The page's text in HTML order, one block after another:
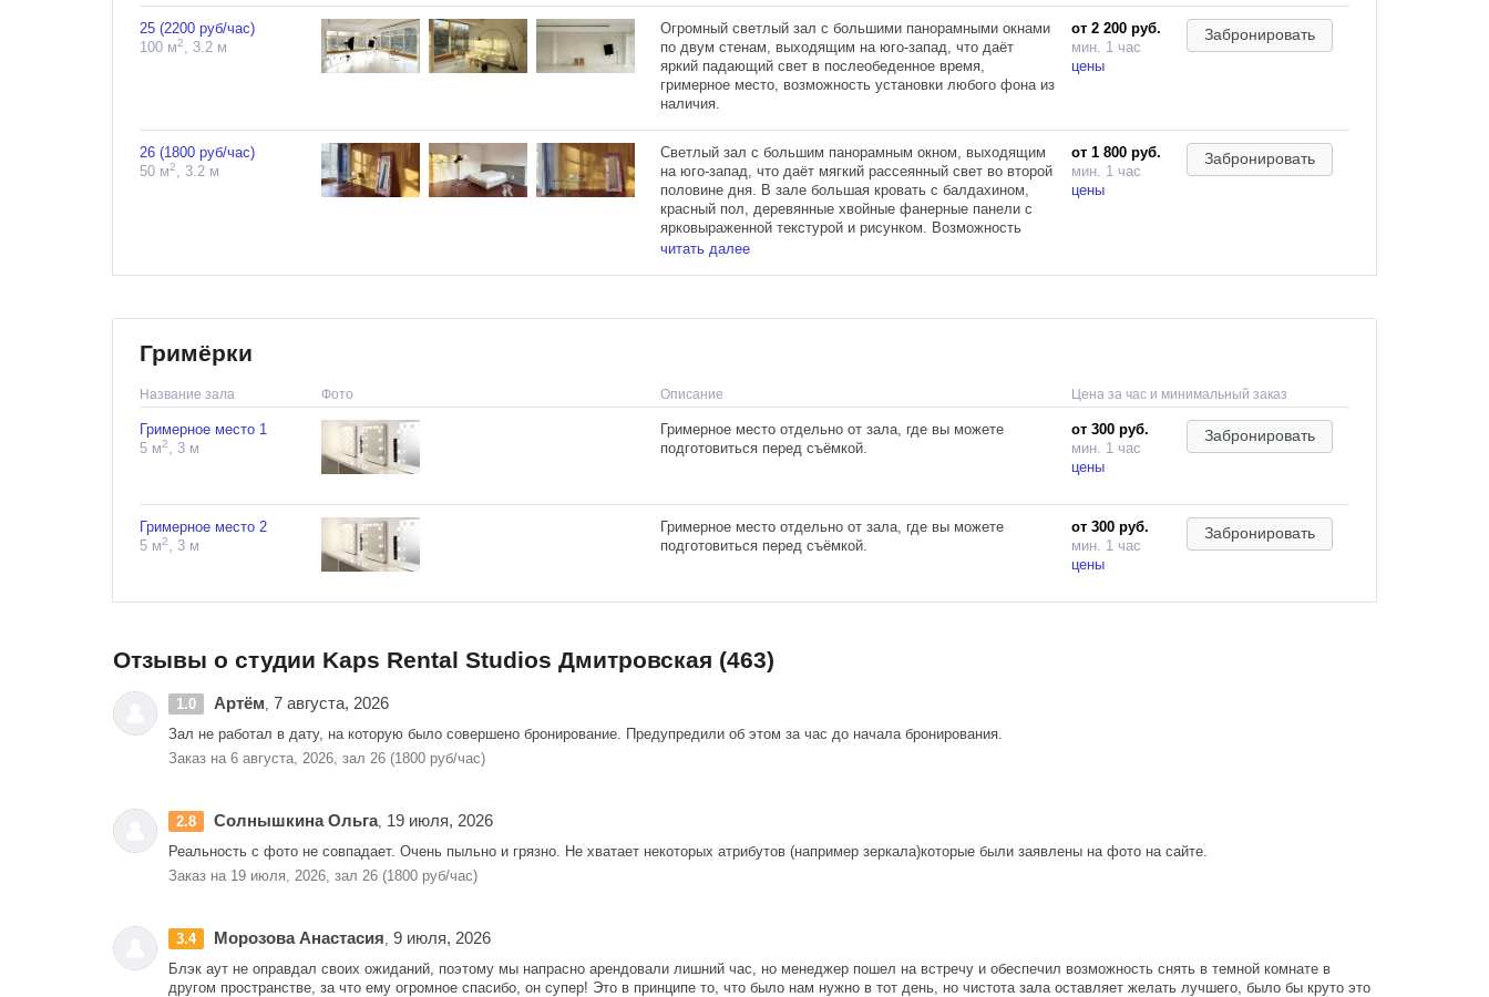
25 (2200 руб/час)
100 м2, 3.2 м
Огромный светлый зал с большими панорамными окнами
по двум стенам, выходящим на юго-запад, что даёт
яркий падающий свет в послеобеденное время,
гримерное место, возможность установки любого фона из
наличия.
от 2 200 руб.
мин. 1 час
цены
Забронировать
26 (1800 руб/час)
50 м2, 3.2 м
Светлый зал с большим панорамным окном, выходящим
на юго-запад, что даёт мягкий рассеянный свет во второй
половине дня. В зале большая кровать с балдахином,
красный пол, деревянные хвойные фанерные панели с
ярковыраженной текстурой и рисунком. Возможность
установки любого фона из наличия.
читать далее
от 1 800 руб.
мин. 1 час
цены
Забронировать
Гримёрки
Название зала Фото Описание Цена за час и минимальный заказ
Гримерное место 1
5 м2, 3 м
Гримерное место отдельно от зала, где вы можете
подготовиться перед съёмкой.
от 300 руб.
мин. 1 час
цены
Забронировать
Гримерное место 2
5 м2, 3 м
Гримерное место отдельно от зала, где вы можете
подготовиться перед съёмкой.
от 300 руб.
мин. 1 час
цены
Забронировать
Отзывы о студии Kaps Rental Studios Дмитровская (463)
1.0 Артём, 7 августа, 2026
Зал не работал в дату, на которую было совершено бронирование. Предупредили об этом за час до начала бронирования.
Заказ на 6 августа, 2026, зал 26 (1800 руб/час)
2.8 Солнышкина Ольга, 19 июля, 2026
Реальность с фото не совпадает. Очень пыльно и грязно. Не хватает некоторых атрибутов (например зеркала)которые были заявлены на фото на сайте.
Заказ на 19 июля, 2026, зал 26 (1800 руб/час)
3.4 Морозова Анастасия, 9 июля, 2026
Блэк аут не оправдал своих ожиданий, поэтому мы напрасно арендовали лишний час, но менеджер пошел на встречу и обеспечил возможность снять в темной комнате в
другом пространстве, за что ему огромное спасибо, он супер! Это в принципе то, что было нам нужно в тот день, но чистота зала оставляет желать лучшего, было бы круто это